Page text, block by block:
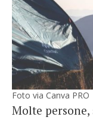
Foto via Canva PRO
Molte